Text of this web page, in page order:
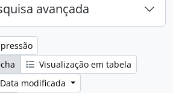
avançada
Visualização em tabela
modificada